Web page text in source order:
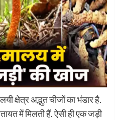
क्षेत्र अद्भुत चीजों का भंडार है.
में मिलती हैं. ऐसी ही एक जड़ी